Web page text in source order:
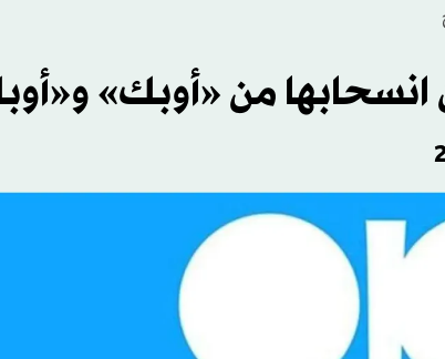
انسحابها من «أوبك»